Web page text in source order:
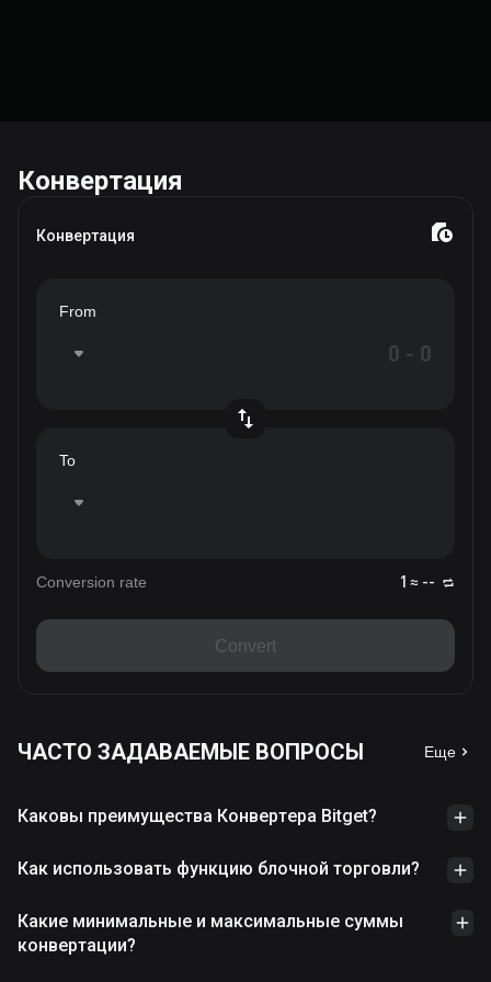
Конвертация
Конвертация
From
To
Conversion rate 1 ≈ --
Convert
ЧАСТО ЗАДАВАЕМЫЕ ВОПРОСЫ Еще
Каковы преимущества Конвертера Bitget?
Как использовать функцию блочной торговли?
Какие минимальные и максимальные суммы
конвертации?